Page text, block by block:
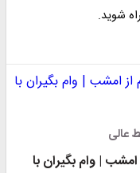
شوید.
عالی
از امشب | وام بگیران با